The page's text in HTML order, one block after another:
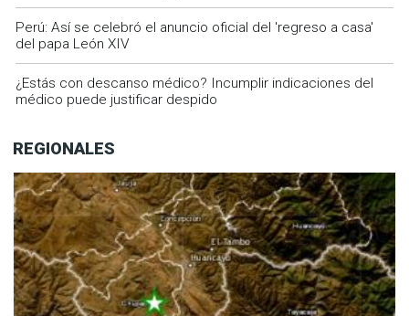
Perú: Así se celebró el anuncio oficial del 'regreso a casa'
del papa León XIV
¿Estás con descanso médico? Incumplir indicaciones del
médico puede justificar despido
REGIONALES